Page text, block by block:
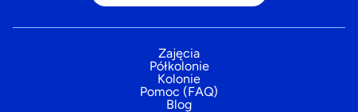
Zajęcia
Półkolonie
Kolonie
Pomoc (FAQ)
Blog